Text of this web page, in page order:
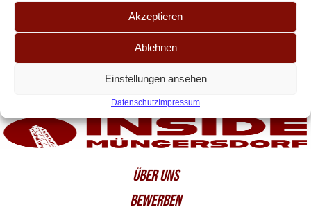
Akzeptieren
Ablehnen
Einstellungen ansehen
DatenschutzImpressum
ÜBER UNS
BEWERBEN